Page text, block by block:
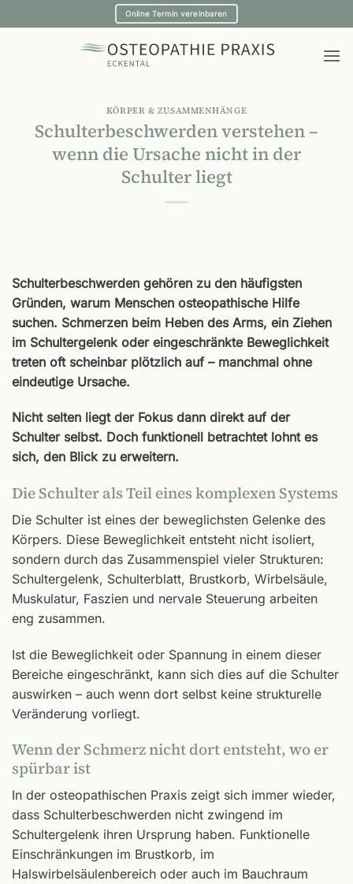
Inhalt
Online Termin vereinbaren
KÖRPER & ZUSAMMENHÄNGE
Schulterbeschwerden verstehen –
wenn die Ursache nicht in der
Schulter liegt
Schulterbeschwerden gehören zu den häufigsten
Gründen, warum Menschen osteopathische Hilfe
suchen. Schmerzen beim Heben des Arms, ein Ziehen
im Schultergelenk oder eingeschränkte Beweglichkeit
treten oft scheinbar plötzlich auf – manchmal ohne
eindeutige Ursache.
Nicht selten liegt der Fokus dann direkt auf der
Schulter selbst. Doch funktionell betrachtet lohnt es
sich, den Blick zu erweitern.
Die Schulter als Teil eines komplexen Systems
Die Schulter ist eines der beweglichsten Gelenke des
Körpers. Diese Beweglichkeit entsteht nicht isoliert,
sondern durch das Zusammenspiel vieler Strukturen:
Schultergelenk, Schulterblatt, Brustkorb, Wirbelsäule,
Muskulatur, Faszien und nervale Steuerung arbeiten
eng zusammen.
Ist die Beweglichkeit oder Spannung in einem dieser
Bereiche eingeschränkt, kann sich dies auf die Schulter
auswirken – auch wenn dort selbst keine strukturelle
Veränderung vorliegt.
Wenn der Schmerz nicht dort entsteht, wo er
spürbar ist
In der osteopathischen Praxis zeigt sich immer wieder,
dass Schulterbeschwerden nicht zwingend im
Schultergelenk ihren Ursprung haben. Funktionelle
Einschränkungen im Brustkorb, im
Halswirbelsäulenbereich oder auch im Bauchraum